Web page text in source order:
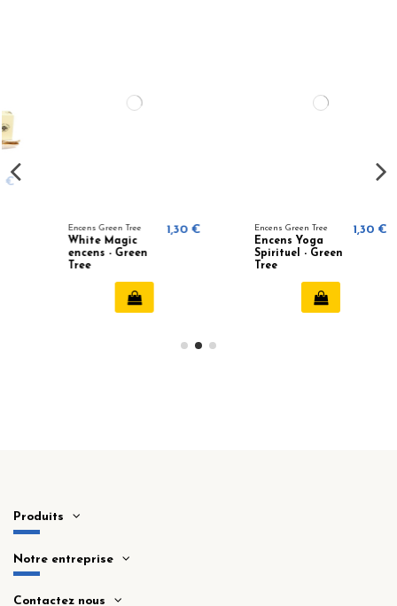
Encens Green Tree
White Magic
encens - Green
1,30 € Encens Green Tree
Encens Yoga
Spirituel - Green
1,30 €
Produits
Notre entreprise
Contactez nous